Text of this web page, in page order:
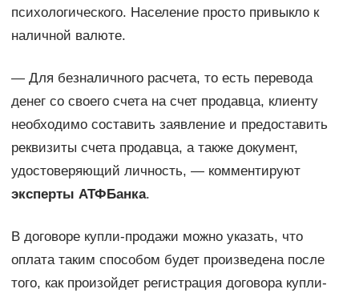
психологического. Население просто привыкло к
наличной валюте.
— Для безналичного расчета, то есть перевода
денег со своего счета на счет продавца, клиенту
необходимо составить заявление и предоставить
реквизиты счета продавца, а также документ,
удостоверяющий личность, — комментируют
эксперты АТФБанка.
В договоре купли-продажи можно указать, что
оплата таким способом будет произведена после
того, как произойдет регистрация договора купли-